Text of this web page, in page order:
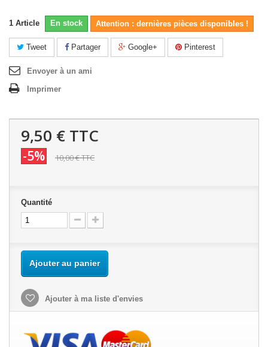
1 Article En stock Attention : dernières pièces disponibles !
Tweet Partager Google+ Pinterest
Envoyer à un ami
Imprimer
9,50 € TTC
-5% 10,00 €TTC
Quantité
Ajouter au panier
Ajouter à ma liste d'envies